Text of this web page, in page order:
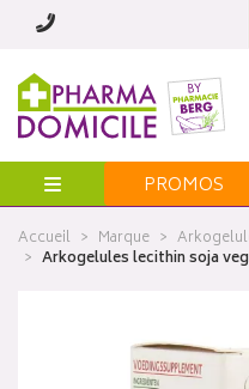
Menu PROMOS
Accueil Marque
Arkogelules lecithin soja